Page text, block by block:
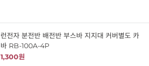
런전자 분전반 배전반 부스바 지지대 커버별도 카
바 RB-100A-4P
1,300원